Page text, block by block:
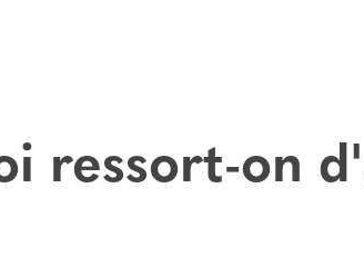
ressort-on